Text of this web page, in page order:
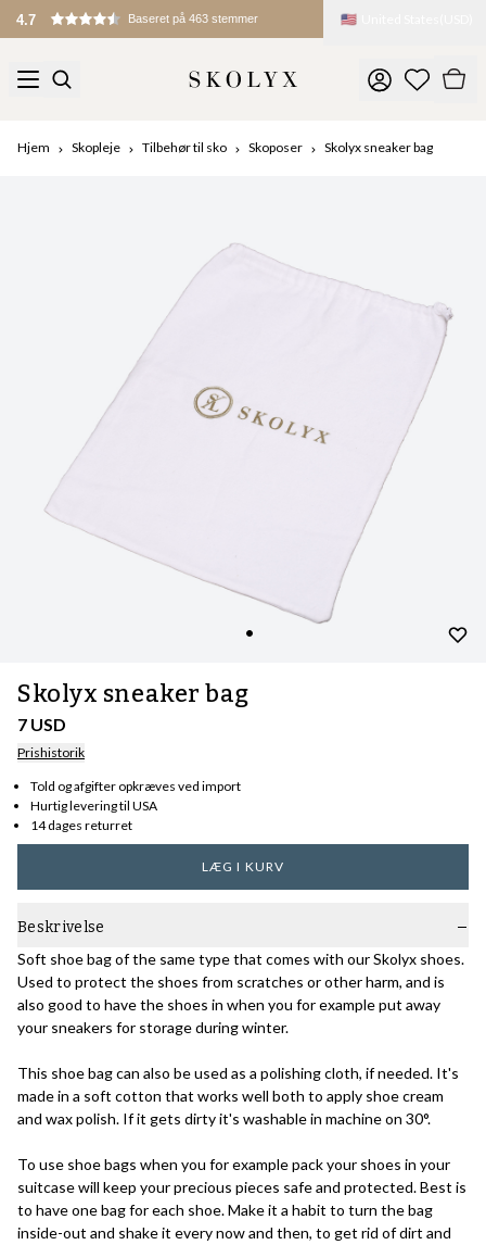
4.7 Baseret på 463 stemmer 🇺🇸
Hjem Skopleje Tilbehør til sko Skoposer Skolyx sneaker bag
Skolyx sneaker bag
7 USD
Prishistorik
Told og afgifter opkræves ved import
Hurtig levering til USA
14 dages returret
LÆG I KURV
Beskrivelse
Soft shoe bag of the same type that comes with our Skolyx shoes.
Used to protect the shoes from scratches or other harm, and is
also good to have the shoes in when you for example put away
your sneakers for storage during winter.
This shoe bag can also be used as a polishing cloth, if needed. It's
made in a soft cotton that works well both to apply shoe cream
and wax polish. If it gets dirty it's washable in machine on 30°.
To use shoe bags when you for example pack your shoes in your
suitcase will keep your precious pieces safe and protected. Best is
to have one bag for each shoe. Make it a habit to turn the bag
inside-out and shake it every now and then, to get rid of dirt and